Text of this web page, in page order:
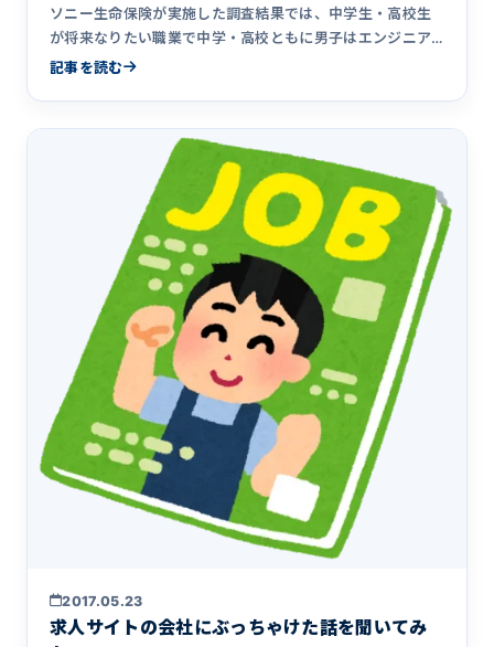
ソニー生命保険が実施した調査結果では、中学生・高校生
が将来なりたい職業で中学・高校ともに男子はエンジニア
が１位という結果&hellip;
記事を読む
2017.05.23
求人サイトの会社にぶっちゃけた話を聞いてみ